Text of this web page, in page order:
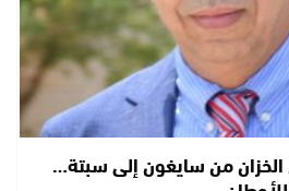
من سايغون إلى سبتة…